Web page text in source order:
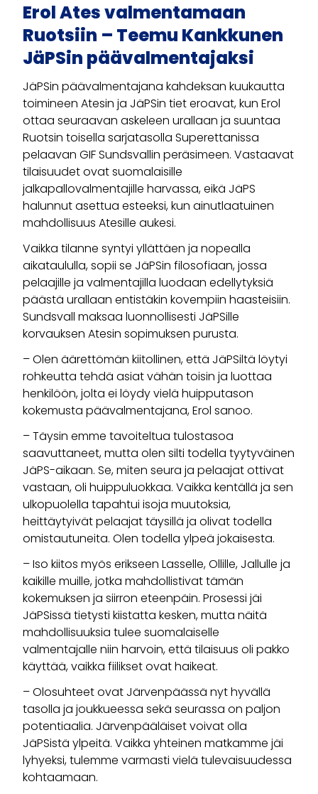
Erol Ates valmentamaan
Ruotsiin – Teemu Kankkunen
JäPSin päävalmentajaksi
JäPSin päävalmentajana kahdeksan kuukautta
toimineen Atesin ja JäPSin tiet eroavat, kun Erol
ottaa seuraavan askeleen urallaan ja suuntaa
Ruotsin toisella sarjatasolla Superettanissa
pelaavan GIF Sundsvallin peräsimeen. Vastaavat
tilaisuudet ovat suomalaisille
jalkapallovalmentajille harvassa, eikä JäPS
halunnut asettua esteeksi, kun ainutlaatuinen
mahdollisuus Atesille aukesi.
Vaikka tilanne syntyi yllättäen ja nopealla
aikataululla, sopii se JäPSin filosofiaan, jossa
pelaajille ja valmentajilla luodaan edellytyksiä
päästä urallaan entistäkin kovempiin haasteisiin.
Sundsvall maksaa luonnollisesti JäPSille
korvauksen Atesin sopimuksen purusta.
– Olen äärettömän kiitollinen, että JäPSiltä löytyi
rohkeutta tehdä asiat vähän toisin ja luottaa
henkilöön, jolta ei löydy vielä huipputason
kokemusta päävalmentajana, Erol sanoo.
– Täysin emme tavoiteltua tulostasoa
saavuttaneet, mutta olen silti todella tyytyväinen
JäPS-aikaan. Se, miten seura ja pelaajat ottivat
vastaan, oli huippuluokkaa. Vaikka kentällä ja sen
ulkopuolella tapahtui isoja muutoksia,
heittäytyivät pelaajat täysillä ja olivat todella
omistautuneita. Olen todella ylpeä jokaisesta.
– Iso kiitos myös erikseen Lasselle, Ollille, Jallulle ja
kaikille muille, jotka mahdollistivat tämän
kokemuksen ja siirron eteenpäin. Prosessi jäi
JäPSissä tietysti kiistatta kesken, mutta näitä
mahdollisuuksia tulee suomalaiselle
valmentajalle niin harvoin, että tilaisuus oli pakko
käyttää, vaikka fiilikset ovat haikeat.
– Olosuhteet ovat Järvenpäässä nyt hyvällä
tasolla ja joukkueessa sekä seurassa on paljon
potentiaalia. Järvenpääläiset voivat olla
JäPSistä ylpeitä. Vaikka yhteinen matkamme jäi
lyhyeksi, tulemme varmasti vielä tulevaisuudessa
kohtaamaan.